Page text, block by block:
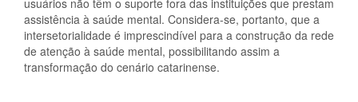
usuários não têm o suporte fora das instituições que prestam
assistência à saúde mental. Considera-se, portanto, que a
intersetorialidade é imprescindível para a construção da rede
de atenção à saúde mental, possibilitando assim a
transformação do cenário catarinense.